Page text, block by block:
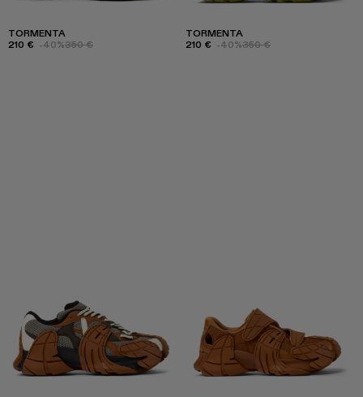
TORMENTA
210 € -40%350 €
TORMENTA
210 € -40%350 €